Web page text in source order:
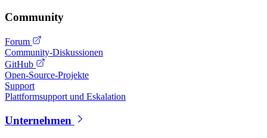
Community
Forum
Community-Diskussionen
GitHub
Open-Source-Projekte
Support
Plattformsupport und Eskalation
Unternehmen